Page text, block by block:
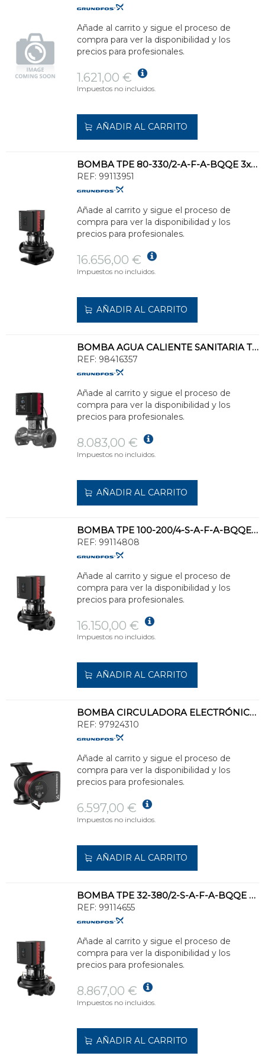
Añade al carrito y sigue el proceso de
compra para ver la disponibilidad y los
precios para profesionales.
1.621,00 €
Impuestos no incluidos.
AÑADIR AL CARRITO
BOMBA TPE 80-330/2-A-F-A-BQQE 3x400 50Hz
REF: 99113951
Añade al carrito y sigue el proceso de
compra para ver la disponibilidad y los
precios para profesionales.
16.656,00 €
Impuestos no incluidos.
AÑADIR AL CARRITO
BOMBA AGUA CALIENTE SANITARIA TPE3 32-200-S-A-F-I-BQQE
REF: 98416357
Añade al carrito y sigue el proceso de
compra para ver la disponibilidad y los
precios para profesionales.
8.083,00 €
Impuestos no incluidos.
AÑADIR AL CARRITO
BOMBA TPE 100-200/4-S-A-F-A-BQQE 3x400 50Hz
REF: 99114808
Añade al carrito y sigue el proceso de
compra para ver la disponibilidad y los
precios para profesionales.
16.150,00 €
Impuestos no incluidos.
AÑADIR AL CARRITO
BOMBA CIRCULADORA ELECTRÓNICA MAGNA3/80-120 PN6
REF: 97924310
Añade al carrito y sigue el proceso de
compra para ver la disponibilidad y los
precios para profesionales.
6.597,00 €
Impuestos no incluidos.
AÑADIR AL CARRITO
BOMBA TPE 32-380/2-S-A-F-A-BQQE 3x400 50Hz
REF: 99114655
Añade al carrito y sigue el proceso de
compra para ver la disponibilidad y los
precios para profesionales.
8.867,00 €
Impuestos no incluidos.
AÑADIR AL CARRITO